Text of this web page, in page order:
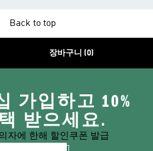
Back to top
장바구니 (0)
가입하고 10%
받으세요.
자에 한해 할인쿠폰 발급